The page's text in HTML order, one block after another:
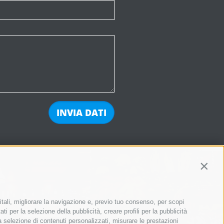
migliorare la navigazione e, previo tuo consenso, per scopi
per la selezione della pubblicità, creare profili per la pubblicità
di contenuti personalizzati, misurare le prestazioni